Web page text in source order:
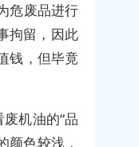
危废品进行
拘留，因此
钱，但毕竟
机油的“品
颜色较浅，